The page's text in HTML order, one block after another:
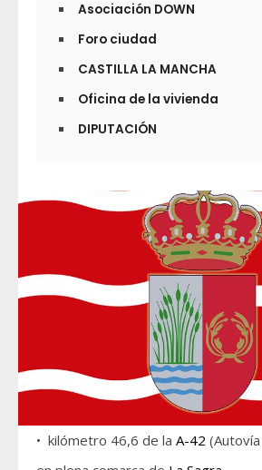
Asociación DOWN
Foro ciudad
CASTILLA LA MANCHA
Oficina de la vivienda
DIPUTACIÓN
• kilómetro 46,6 de la A-42